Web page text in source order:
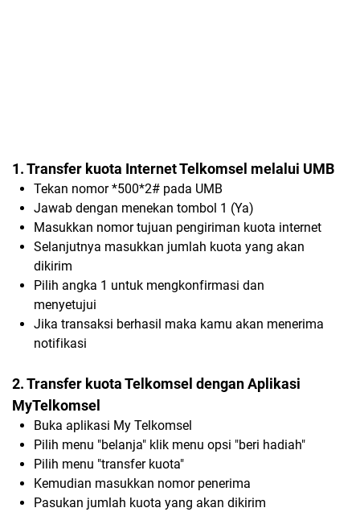
1. Transfer kuota Internet Telkomsel melalui UMB
Tekan nomor *500*2# pada UMB
Jawab dengan menekan tombol 1 (Ya)
Masukkan nomor tujuan pengiriman kuota internet
Selanjutnya masukkan jumlah kuota yang akan
dikirim
Pilih angka 1 untuk mengkonfirmasi dan
menyetujui
Jika transaksi berhasil maka kamu akan menerima
notifikasi
2. Transfer kuota Telkomsel dengan Aplikasi
MyTelkomsel
Buka aplikasi My Telkomsel
Pilih menu "belanja" klik menu opsi "beri hadiah"
Pilih menu "transfer kuota"
Kemudian masukkan nomor penerima
Pasukan jumlah kuota yang akan dikirim